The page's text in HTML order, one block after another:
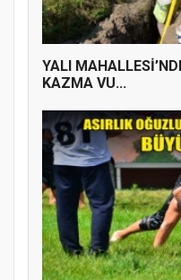
YALI
KAZMA VU...